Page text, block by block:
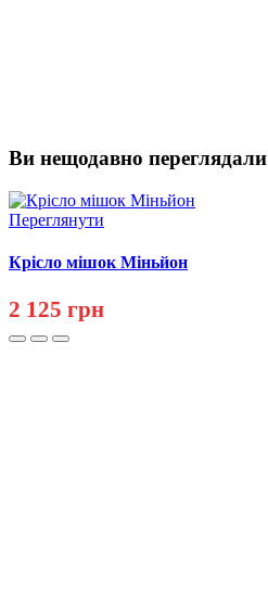
Ви нещодавно переглядали
Переглянути
Крісло мішок Міньйон
2 125 грн